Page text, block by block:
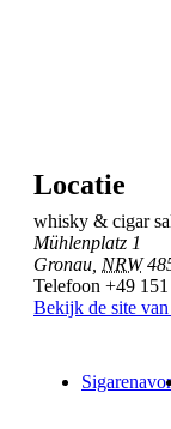
Locatie
whisky & cigar
Mühlenplatz 1
Gronau NRW
Telefoon +49
Bekijk de site